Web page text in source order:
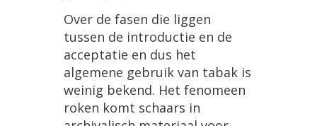
Over de fasen die liggen
tussen de introductie en de
acceptatie en dus het
algemene gebruik van tabak is
weinig bekend. Het fenomeen
roken komt schaars in